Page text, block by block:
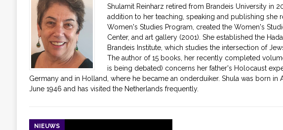
Shulamit Reinharz retired from Brandeis University in
addition to her teaching, speaking and publishing she
Women's Studies Program, created the Women's
Center, and art gallery (2001). She established the
Brandeis Institute, which studies the intersection of
The author of 15 books, her recently completed
is being debated) concerns her father's Holocaust
Germany and in Holland, where he became an onderduiker. Shula was born in
June 1946 and has visited the Netherlands frequently.
NIEUWS